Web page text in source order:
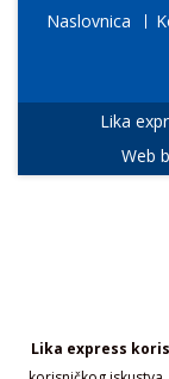
Lika express
Naslovnica
Lika
Web